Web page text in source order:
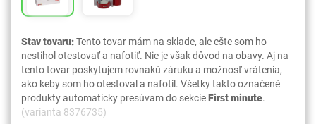
Stav tovaru:Tento tovar mám na sklade, ale ešte som ho
nestihol otestovať a nafotiť. Nie je však dôvod na obavy. Aj na
tento tovar poskytujem rovnakú záruku a možnosť vrátenia,
ako keby som ho otestoval a nafotil. Všetky takto označené
produkty automaticky presúvam do sekcieFirst minute.
(varianta 8376735)